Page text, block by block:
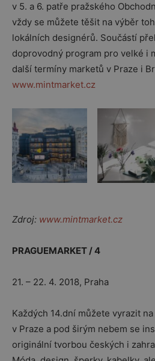
v 5. a 6. patře pražského
vždy se můžete těšit na výběr
lokálních designérů. Součástí
doprovodný program pro velké i
další termíny marketů v Praze i
www.mintmarket.cz
Zdroj: www.mintmarket.cz
PRAGUEMARKET / 4
21. – 22. 4. 2018, Praha
Každých 14.dní můžete vyrazit
v Praze a pod širým nebem se
originální tvorbou českých i